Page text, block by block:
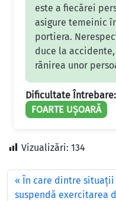
este a fiecărei
asigure temeinic
portiera.
duce la
rănirea unor
Dificultate Întrebare:
FOARTE UȘOARĂ
Vizualizări: 134
În care dintre situaţii
suspendă exercitarea